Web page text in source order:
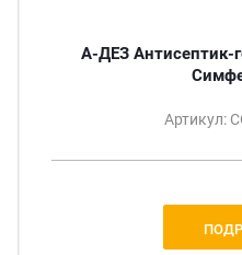
А-ДЕЗ Антисептик-
Артикул: